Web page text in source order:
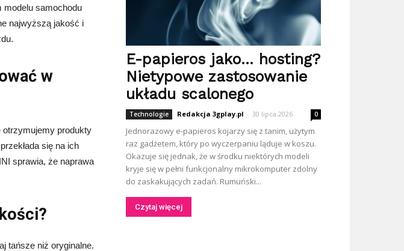
modelu samochodu
najwyższą jakość i
w
produkty
się na ich
sprawia, że naprawa
tańsze niż oryginalne.
E-papieros jako… hosting?
Nietypowe zastosowanie
układu scalonego
Technologie Redakcja 3gplay.pl - 30 lipca 2026 0
Jednorazowy e-papieros kojarzy się z tanim, użytym
raz gadżetem, który po wyczerpaniu ląduje w koszu.
Okazuje się jednak, że w środku niektórych modeli
kryje się w pełni funkcjonalny mikrokomputer zdolny
do zaskakujących zadań. Rumuński...
Czytaj więcej